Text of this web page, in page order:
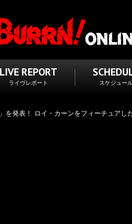
LIVE REPORT
ライヴレポート スケジュー
発表！ ロイ・カーンをフィーチュアし